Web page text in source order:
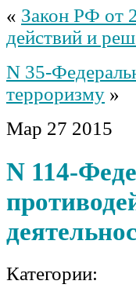
« Закон РФ от
действий и
N 35-
терроризму »
Мар 27 2015
N 114-
Категории: